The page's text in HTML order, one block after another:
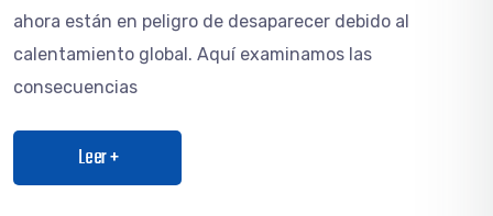
ahora están en peligro de desaparecer debido al
calentamiento global. Aquí examinamos las
consecuencias
Leer +